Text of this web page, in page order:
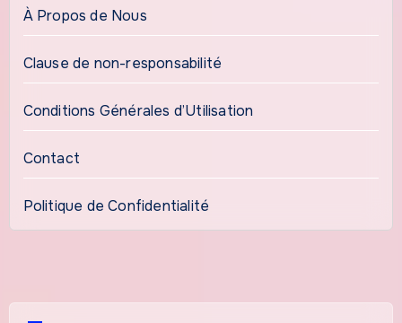
À Propos de Nous
Clause de non-responsabilité
Conditions Générales d’Utilisation
Contact
Politique de Confidentialité